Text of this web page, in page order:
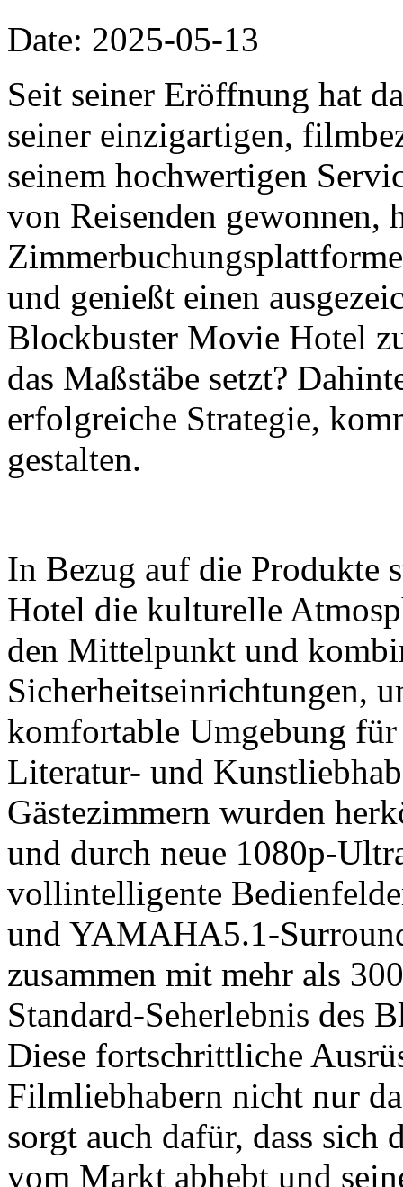
Date: 2025-05-13
Seit seiner Eröffnung hat
seiner einzigartigen,
seinem hochwertigen
von Reisenden gewonnen,
und genießt einen
Blockbuster Movie Hotel
das Maßstäbe setzt?
erfolgreiche Strategie,
gestalten.
In Bezug auf die Produkte
Hotel die kulturelle
den Mittelpunkt und
Sicherheitseinrichtungen,
komfortable Umgebung
Literatur- und
Gästezimmern wurden
und durch neue 1080p-
vollintelligente
und YAMAHA5.1-
zusammen mit mehr als
Standard-Seherlebnis des
Diese fortschrittliche
Filmliebhabern nicht nur
sorgt auch dafür, dass
vom Markt abhebt und